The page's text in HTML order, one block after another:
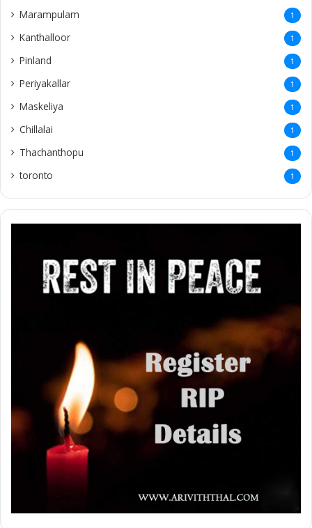
Marampulam 1
Kanthalloor 1
Pinland 1
Periyakallar 1
Maskeliya 1
Chillalai 1
Thachanthopu 1
toronto 1